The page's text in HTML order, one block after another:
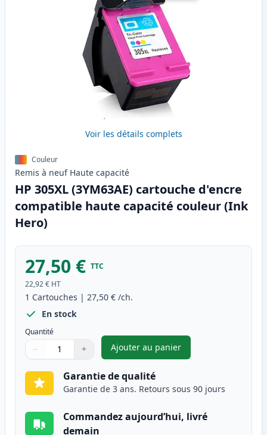
Voir les détails complets
Couleur
Remis à neuf Haute capacité
HP 305XL (3YM63AE) cartouche d'encre
compatible haute capacité couleur (Ink
Hero)
27,50 € TTC
22,92 € HT
1 Cartouches | 27,50 € /ch.
En stock
Quantité
Quantité
Utilisez les boutons pour ajuster
− +
Quantité
Ajouter au panier
,HP 305XL (3YM63AE)
Garantie de qualité
Garantie de 3 ans. Retours sous 90 jours
Commandez aujourd’hui, livré
demain